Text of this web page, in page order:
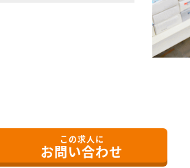
この求人に
お問い合わせ